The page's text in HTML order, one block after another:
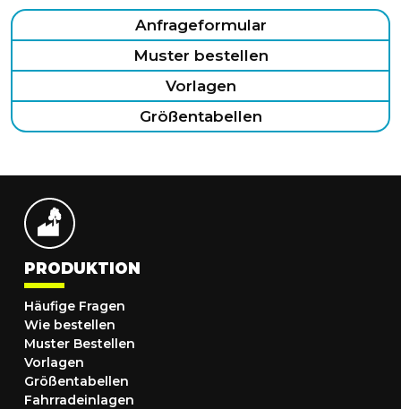
Anfrageformular
Muster bestellen
Vorlagen
Größentabellen
PRODUKTION
Häufige Fragen
Wie bestellen
Muster Bestellen
Vorlagen
Größentabellen
Fahrradeinlagen